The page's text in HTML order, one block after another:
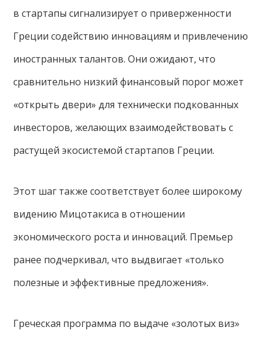
в стартапы сигнализирует о приверженности
Греции содействию инновациям и привлечению
иностранных талантов. Они ожидают, что
сравнительно низкий финансовый порог может
«открыть двери» для технически подкованных
инвесторов, желающих взаимодействовать с
растущей экосистемой стартапов Греции.
Этот шаг также соответствует более широкому
видению Мицотакиса в отношении
экономического роста и инноваций. Премьер
ранее подчеркивал, что выдвигает «только
полезные и эффективные предложения».
Греческая программа по выдаче «золотых виз»